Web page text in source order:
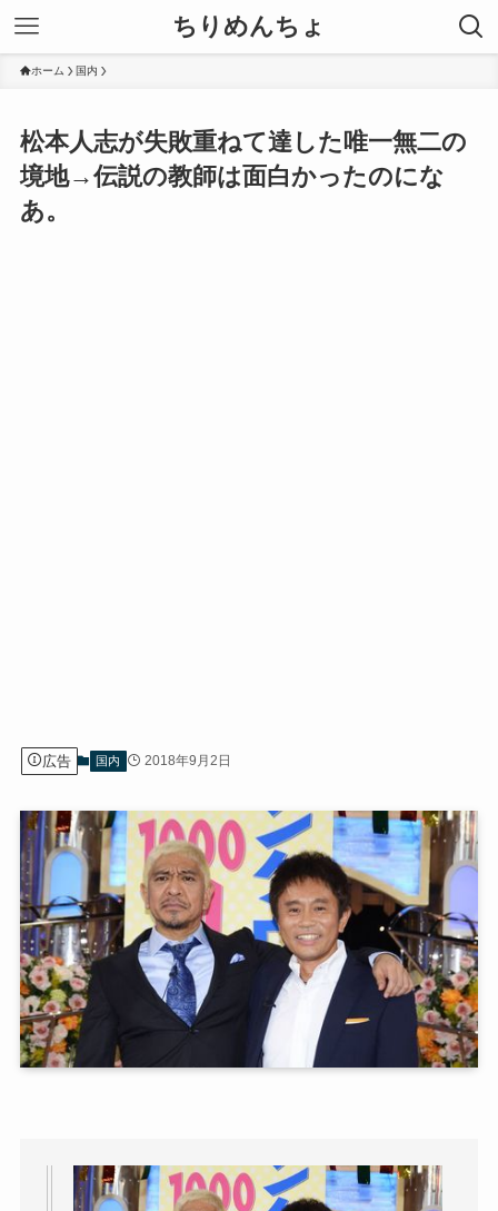
ちりめんちょ
ホーム 国内
松本人志が失敗重ねて達した唯一無二の
境地→伝説の教師は面白かったのにな
あ。
広告 国内 2018年9月2日